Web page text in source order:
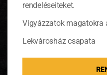
Ülök egy
rendeléseiteket.
Vigyázzatok magatokra
Lekvárosház csapata